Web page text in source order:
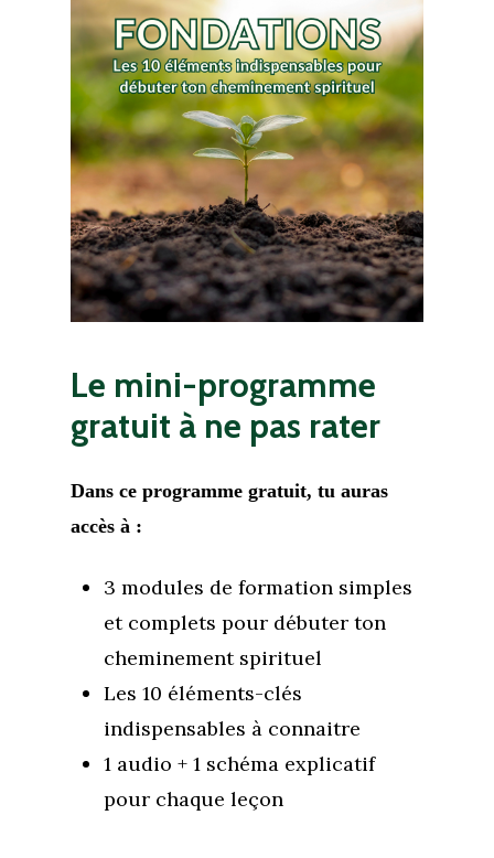
Le mini-programme
gratuit à ne pas rater
Dans ce programme gratuit, tu auras
accès à :
3 modules de formation simples
et complets pour débuter ton
cheminement spirituel
Les 10 éléments-clés
indispensables à connaitre
1 audio + 1 schéma explicatif
pour chaque leçon